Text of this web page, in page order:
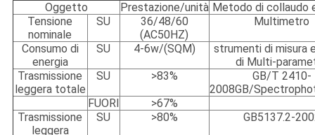
Oggetto Prestazione/unità Metodo di collaudo
Tensione
nominale
SU
36/48/60
(AC50HZ)
Multimetro
Consumo di
energia
SU 4-6w/(SQM)
strumenti di misura
di Multi-
Trasmissione
leggera totale
SU >83%
GB/T 2410-
2008GB/
FUORI
>67%
Trasmissione
leggera
SU >80% GB5137.2-